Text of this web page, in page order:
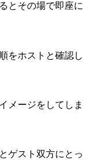
とその場で即座に
をホストと確認し
メージをしてしま
ゲスト双方にとっ